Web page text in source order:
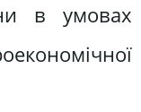
в умовах